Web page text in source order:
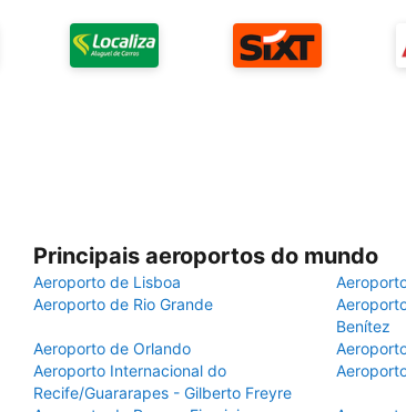
Principais aeroportos do mundo
Aeroporto de Lisboa
Aeroporto de Rio Grande
Benítez
Aeroporto de Orlando
Aeroporto Internacional do
Recife/Guararapes - Gilberto Freyre